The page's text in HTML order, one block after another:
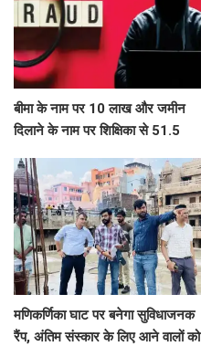
बीमा के नाम पर 10 लाख और जमीन
दिलाने के नाम पर शिक्षिका से 51.5
मणिकर्णिका घाट पर बनेगा सुविधाजनक
रैंप, अंतिम संस्कार के लिए आने वालों को